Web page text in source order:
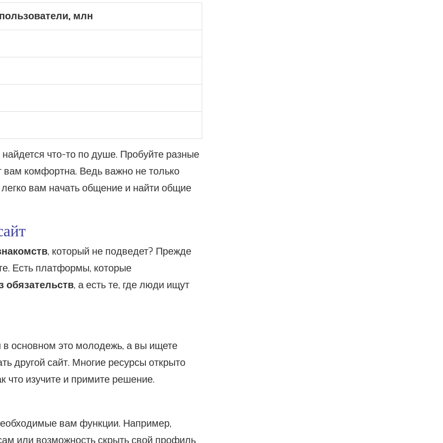
млн
что-то по душе. Пробуйте разные
вам комфортна. Ведь важно не только
вам начать общение и найти общие
, который не подведет? Прежде
Есть платформы, которые
обязательств, а есть те, где люди ищут
в основном это молодежь, а вы ищете
другой сайт. Многие ресурсы открыто
что изучите и примите решение.
вам функции. Например,